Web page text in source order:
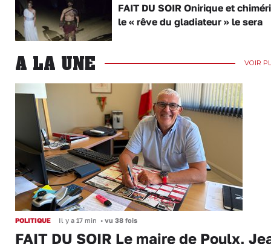
FAIT DU SOIR Onirique et
le « rêve du gladiateur » le sera
A LA UNE VOIR
POLITIQUE Il y a 17 min • vu 38 fois
FAIT DU SOIR Le maire de Poulx,